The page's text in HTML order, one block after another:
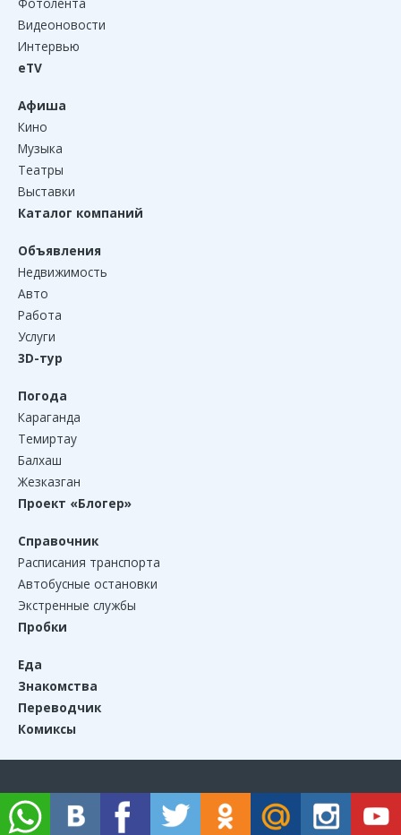
Видеоновости
Интервью
eTV
Афиша
Кино
Музыка
Театры
Выставки
Каталог компаний
Объявления
Недвижимость
Авто
Работа
Услуги
3D-тур
Погода
Караганда
Темиртау
Балхаш
Жезказган
Проект «Блогер»
Справочник
Расписания транспорта
Автобусные остановки
Экстренные службы
Пробки
Еда
Знакомства
Переводчик
Комиксы